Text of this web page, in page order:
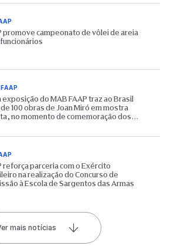
promove campeonato de vôlei de areia
exposição do MAB FAAP traz ao Brasil
100 obras de Joan Miró em mostra
no momento de comemoração dos
reforça parceria com o Exército
na realização do Concurso de
à Escola de Sargentos das Armas
mais notícias